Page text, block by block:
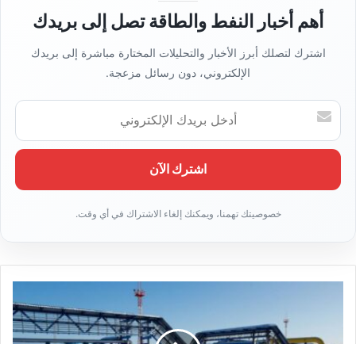
ب
أهم أخبار النفط والطاقة تصل إلى بريدك
اشترك لتصلك أبرز الأخبار والتحليلات المختارة مباشرة إلى بريدك
الإلكتروني، دون رسائل مزعجة.
أ
خ
ل
ر